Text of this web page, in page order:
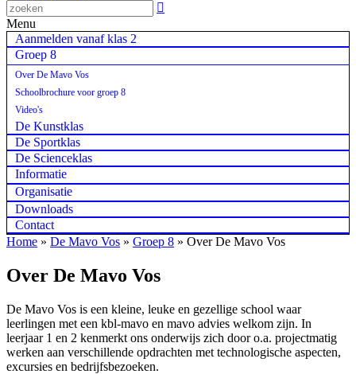

Menu
Aanmelden vanaf klas 2
Groep 8
Over De Mavo Vos
Schoolbrochure voor groep 8
Video's
De Kunstklas
De Sportklas
De Scienceklas
Informatie
Organisatie
Downloads
Contact
Home » De Mavo Vos » Groep 8 » Over De Mavo Vos
Over De Mavo Vos
De Mavo Vos is een kleine, leuke en gezellige school waar
leerlingen met een kbl-mavo en mavo advies welkom zijn. In
leerjaar 1 en 2 kenmerkt ons onderwijs zich door o.a. projectmatig
werken aan verschillende opdrachten met technologische aspecten,
excursies en bedrijfsbezoeken.